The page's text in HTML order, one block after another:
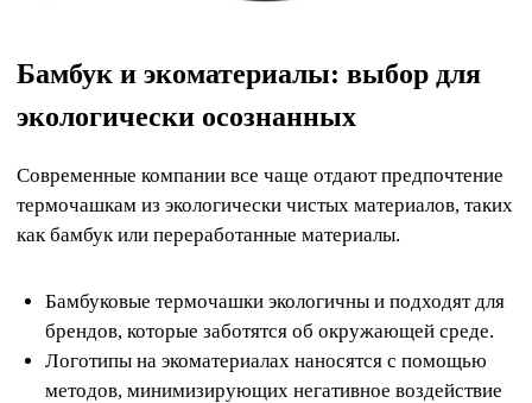
Бамбук и экоматериалы: выбор для
экологически осознанных
Современные компании все чаще отдают предпочтение
термочашкам из экологически чистых материалов, таких
как бамбук или переработанные материалы.
Бамбуковые термочашки экологичны и подходят для
брендов, которые заботятся об окружающей среде.
Логотипы на экоматериалах наносятся с помощью
методов, минимизирующих негативное воздействие